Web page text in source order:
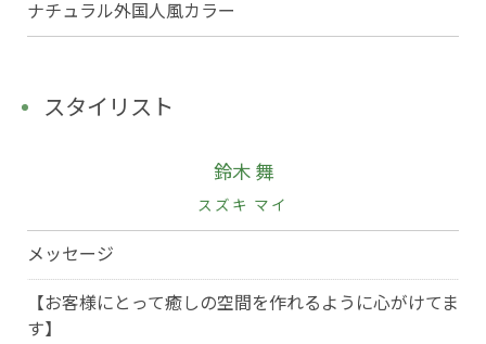
ナチュラル外国人風カラー
スタイリスト
鈴木 舞
スズキ マイ
メッセージ
【お客様にとって癒しの空間を作れるように心がけてま
す】